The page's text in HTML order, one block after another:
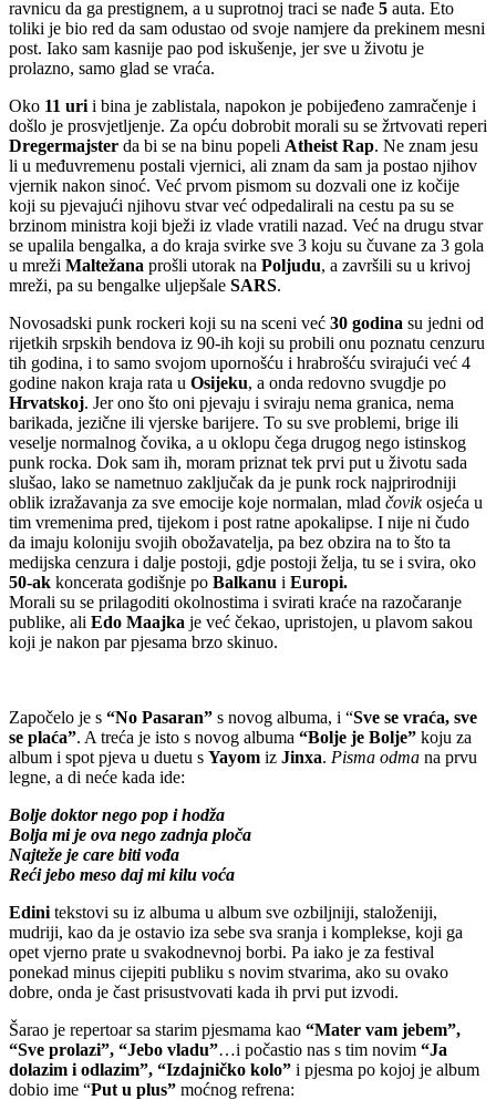
ravnicu da ga prestignem, a u suprotnoj traci se nađe 5 auta. Eto
toliki je bio red da sam odustao od svoje namjere da prekinem mesni
post. Iako sam kasnije pao pod iskušenje, jer sve u životu je
prolazno, samo glad se vraća.
Oko 11 uri i bina je zablistala, napokon je pobijeđeno zamračenje i
došlo je prosvjetljenje. Za opću dobrobit morali su se žrtvovati reperi
Dregermajster da bi se na binu popeli Atheist Rap. Ne znam jesu
li u međuvremenu postali vjernici, ali znam da sam ja postao njihov
vjernik nakon sinoć. Već prvom pismom su dozvali one iz kočije
koji su pjevajući njihovu stvar već odpedalirali na cestu pa su se
brzinom ministra koji bježi iz vlade vratili nazad. Već na drugu stvar
se upalila bengalka, a do kraja svirke sve 3 koju su čuvane za 3 gola
u mreži Maltežana prošli utorak na Poljudu, a završili su u krivoj
mreži, pa su bengalke uljepšale SARS.
Novosadski punk rockeri koji su na sceni već 30 godina su jedni od
rijetkih srpskih bendova iz 90-ih koji su probili onu poznatu cenzuru
tih godina, i to samo svojom upornošću i hrabrošću svirajući već 4
godine nakon kraja rata u Osijeku, a onda redovno svugdje po
Hrvatskoj. Jer ono što oni pjevaju i sviraju nema granica, nema
barikada, jezične ili vjerske barijere. To su sve problemi, brige ili
veselje normalnog čovika, a u oklopu čega drugog nego istinskog
punk rocka. Dok sam ih, moram priznat tek prvi put u životu sada
slušao, lako se nametnuo zaključak da je punk rock najprirodniji
oblik izražavanja za sve emocije koje normalan, mlad čovikosjeća u
tim vremenima pred, tijekom i post ratne apokalipse. I nije ni čudo
da imaju koloniju svojih obožavatelja, pa bez obzira na to što ta
medijska cenzura i dalje postoji, gdje postoji želja, tu se i svira, oko
50-ak koncerata godišnje po Balkanu i Europi.
Morali su se prilagoditi okolnostima i svirati kraće na razočaranje
publike, ali Edo Maajka je već čekao, upristojen, u plavom sakou
koji je nakon par pjesama brzo skinuo.
Započelo je s “No Pasaran” s novog albuma, i “Sve se vraća, sve
se plaća”. A treća je isto s novog albuma “Bolje je Bolje” koju za
album i spot pjeva u duetu s Yayom iz Jinxa. Pisma odma na prvu
legne, a di neće kada ide:
Bolje doktor nego pop i hodža
Bolja mi je ova nego zadnja ploča
Najteže je care biti vođa
Reći jebo meso daj mi kilu voća
Edini tekstovi su iz albuma u album sve ozbiljniji, staloženiji,
mudriji, kao da je ostavio iza sebe sva sranja i komplekse, koji ga
opet vjerno prate u svakodnevnoj borbi. Pa iako je za festival
ponekad minus cijepiti publiku s novim stvarima, ako su ovako
dobre, onda je čast prisustvovati kada ih prvi put izvodi.
Šarao je repertoar sa starim pjesmama kao “Mater vam jebem”,
“Sve prolazi”, “Jebo vladu”…i počastio nas s tim novim “Ja
dolazim i odlazim”, “Izdajničko kolo” i pjesma po kojoj je album
dobio ime “Put u plus” moćnog refrena: